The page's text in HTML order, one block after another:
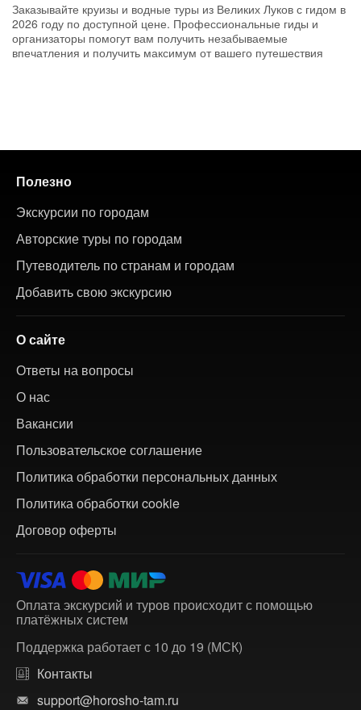
Заказывайте круизы и водные туры из Великих Луков с гидом в
2026 году по доступной цене. Профессиональные гиды и
организаторы помогут вам получить незабываемые
впечатления и получить максимум от вашего путешествия
Полезно
Экскурсии по городам
Авторские туры по городам
Путеводитель по странам и городам
Добавить свою экскурсию
О сайте
Ответы на вопросы
О нас
Вакансии
Пользовательское соглашение
Политика обработки персональных данных
Политика обработки cookie
Договор оферты
Оплата экскурсий и туров происходит с помощью
платёжных систем
Поддержка работает с 10 до 19 (МСК)
Контакты
support@horosho-tam.ru